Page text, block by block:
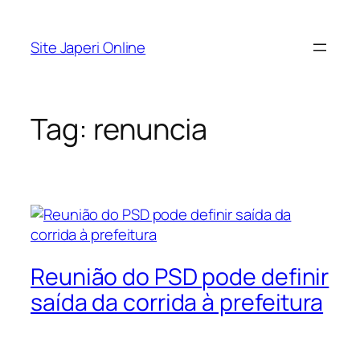
Site Japeri Online
Tag: renuncia
Reunião do PSD pode definir
saída da corrida à prefeitura